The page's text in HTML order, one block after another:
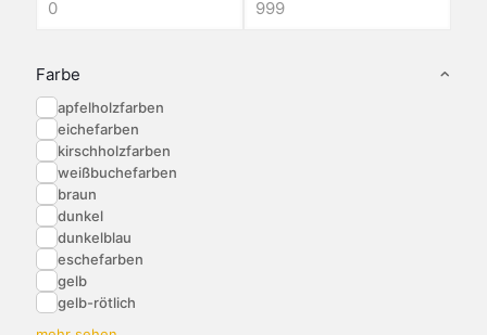
Farbe
apfelholzfarben
eichefarben
kirschholzfarben
weißbuchefarben
braun
dunkel
dunkelblau
eschefarben
gelb
gelb-rötlich